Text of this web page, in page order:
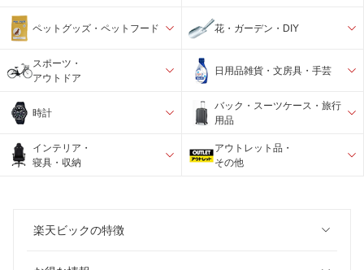
ペットグッズ・ペットフード 花・ガーデン・DIY
スポーツ・
アウトドア
日用品雑貨・文房具・手芸
時計
バック・スーツケース・旅行
用品
インテリア・
寝具・収納
アウトレット品・
その他
楽天ビックの特徴